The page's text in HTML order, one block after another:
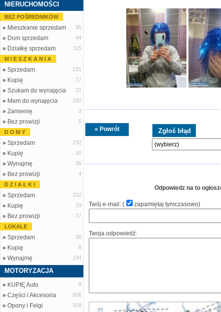
NIERUCHOMOŚCI
BEZ POŚREDNIKÓW
» Mieszkanie sprzedam 95
» Dom sprzedam 44
» Działkę sprzedam
115
M I E S Z K A N I A
» Sprzedam 231
» Kupię 17
» Szukam do wynajęcia 21
» Mam do wynajęcia 292
» Zamienię 3
» Bez prowizji
5
D O M Y
» Sprzedam 232
» Kupię 20
» Wynajmę 30
» Bez prowizji
4
D Z I A Ł K I
» Sprzedam 332
» Kupię 29
» Bez prowizji
17
LOKALE
» Sprzedam 36
» Kupię 8
» Wynajmę 194
MOTORYZACJA
» KUPIĘ Auto 8
» Części i Akcesoria 806
» Opony i Felgi 318
« Powrót
Odpowiedz na to
Twój e-mail: ( zapamiętaj tymczasowo)
Twoja odpowiedź: